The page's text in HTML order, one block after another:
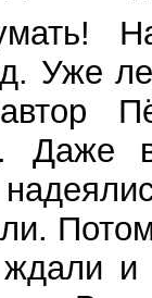
Уже
Даже
и